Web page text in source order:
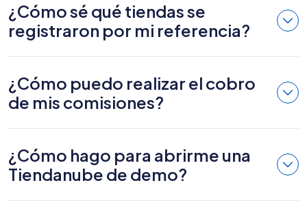
¿Cómo sé qué tiendas se
registraron por mi referencia?
¿Cómo puedo realizar el cobro
de mis comisiones?
¿Cómo hago para abrirme una
Tiendanube de demo?